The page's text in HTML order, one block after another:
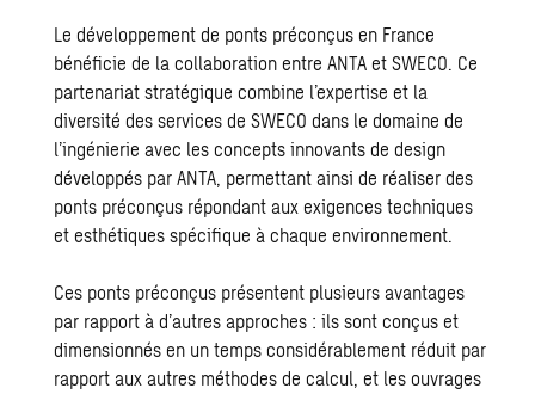
Le développement de ponts préconçus en France
bénéficie de la collaboration entre ANTA et SWECO. Ce
partenariat stratégique combine l’expertise et la
diversité des services de SWECO dans le domaine de
l’ingénierie avec les concepts innovants de design
développés par ANTA, permettant ainsi de réaliser des
ponts préconçus répondant aux exigences techniques
et esthétiques spécifique à chaque environnement.
Ces ponts préconçus présentent plusieurs avantages
par rapport à d’autres approches : ils sont conçus et
dimensionnés en un temps considérablement réduit par
rapport aux autres méthodes de calcul, et les ouvrages